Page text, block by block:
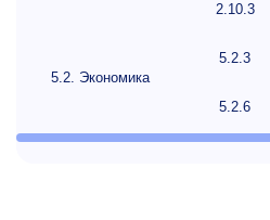
2.10.3
5.2. Экономика
5.2.3
5.2.6